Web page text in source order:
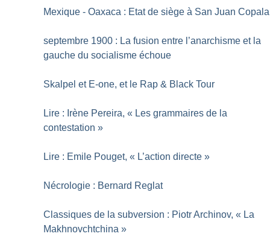
Mexique - Oaxaca : Etat de siège à San Juan Copala
septembre 1900 : La fusion entre l’anarchisme et la
gauche du socialisme échoue
Skalpel et E-one, et le Rap & Black Tour
Lire : Irène Pereira, « Les grammaires de la
contestation »
Lire : Emile Pouget, « L’action directe »
Nécrologie : Bernard Reglat
Classiques de la subversion : Piotr Archinov, « La
Makhnovchtchina »